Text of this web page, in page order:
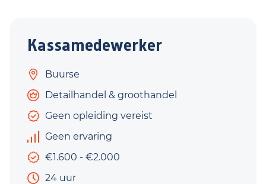
Kassamedewerker
Buurse
Detailhandel & groothandel
Geen opleiding vereist
Geen ervaring
€1.600 - €2.000
24 uur